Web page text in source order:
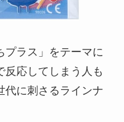
プラス」をテーマに
反応してしまう人も
代に刺さるラインナ